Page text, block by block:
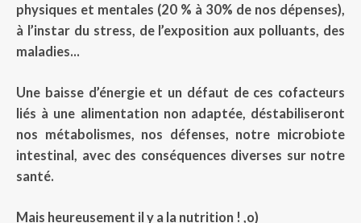
physiques et mentales (20 % à 30% de nos dépenses),
à l’instar du stress, de l’exposition aux polluants, des
maladies...
Une baisse d’énergie et un défaut de ces cofacteurs
liés à une alimentation non adaptée, déstabiliseront
nos métabolismes, nos défenses, notre microbiote
intestinal, avec des conséquences diverses sur notre
santé.
Mais heureusement il y a la nutrition ! ,o)